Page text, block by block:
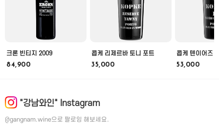
크론 빈티지 2009
84,900
콥케 리제르바 토니 포트
35,000
콥케 텐이어즈
53,000
"강남와인" Instagram
@gangnam.wine으로 팔로잉 해보세요.